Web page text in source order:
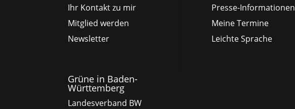
Ihr Kontakt zu mir
Mitglied werden
Newsletter
Presse-Informationen
Meine Termine
Leichte Sprache
Grüne in Baden-
Württemberg
Landesverband BW